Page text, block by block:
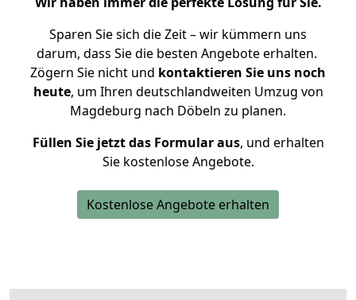
Sparen Sie sich die Zeit – wir kümmern uns
darum, dass Sie die besten Angebote erhalten.
Zögern Sie nicht und kontaktieren Sie uns noch
heute, um Ihren deutschlandweiten Umzug von
Magdeburg nach Döbeln zu planen.
Füllen Sie jetzt das Formular aus, und erhalten
Sie kostenlose Angebote.
Kostenlose Angebote erhalten